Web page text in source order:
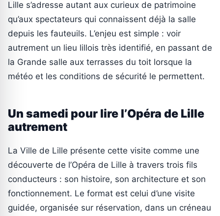
Lille s’adresse autant aux curieux de patrimoine
qu’aux spectateurs qui connaissent déjà la salle
depuis les fauteuils. L’enjeu est simple : voir
autrement un lieu lillois très identifié, en passant de
la Grande salle aux terrasses du toit lorsque la
météo et les conditions de sécurité le permettent.
Un samedi pour lire l’Opéra de Lille
autrement
La Ville de Lille présente cette visite comme une
découverte de l’Opéra de Lille à travers trois fils
conducteurs : son histoire, son architecture et son
fonctionnement. Le format est celui d’une visite
guidée, organisée sur réservation, dans un créneau